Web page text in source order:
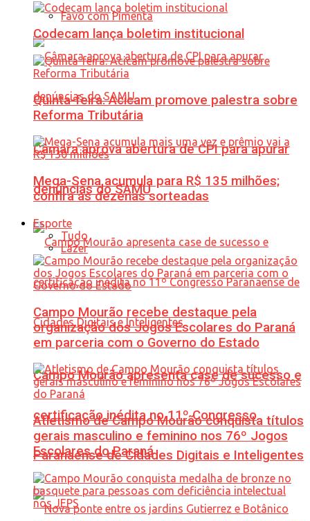
Favo com Pimenta
Câmara aprova abertura de CPI para apurar
denúncias do SAMU
Campo Mourão apresenta case de sucesso e
certificação inédita no 11º Congresso
Paranaense de Cidades Digitais e Inteligentes
Codecam lança boletim institucional
Quinta-feira: Acicam promove palestra sobre
Reforma Tributária
Mega-Sena acumula para R$ 135 milhões;
confira as dezenas sorteadas
Esporte
Tudo
Lazer
Campo Mourão recebe destaque pela
organização dos Jogos Escolares do Paraná
em parceria com o Governo do Estado
Atletismo de Campo Mourão conquista títulos
gerais masculino e feminino nos 76º Jogos
Escolares do Paraná